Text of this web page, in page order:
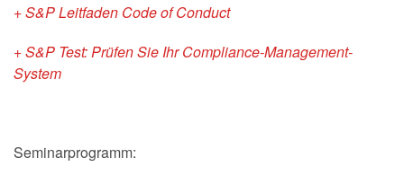
+ S&P Leitfaden Code of Conduct
+ S&P Test: Prüfen Sie Ihr Compliance-Management-
System
Seminarprogramm: